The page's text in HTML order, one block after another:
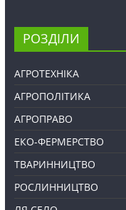
РОЗДІЛИ
АГРОТЕХНІКА
АГРОПОЛІТИКА
АГРОПРАВО
ЕКО-ФЕРМЕРСТВО
ТВАРИННИЦТВО
РОСЛИННИЦТВО